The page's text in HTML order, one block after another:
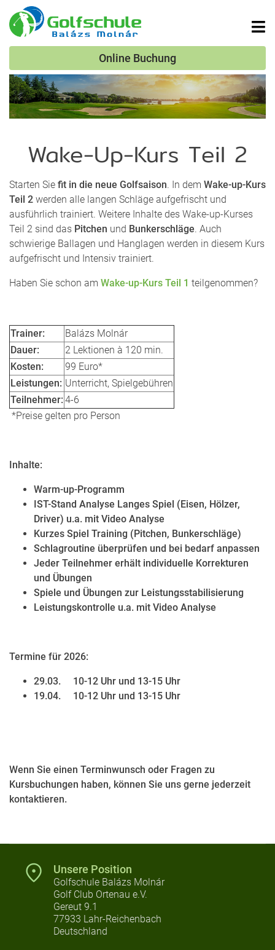
Online Buchung
Wake-Up-Kurs Teil 2
Starten Sie fit in die neue Golfsaison. In dem Wake-up-Kurs
Teil 2 werden alle langen Schläge aufgefrischt und
ausführlich trainiert. Weitere Inhalte des Wake-up-Kurses
Teil 2 sind das Pitchen und Bunkerschläge. Auch
schwierige Ballagen und Hanglagen werden in diesem Kurs
aufgefrischt und Intensiv trainiert.
Haben Sie schon am Wake-up-Kurs Teil 1 teilgenommen?
Trainer:
Balázs Molnár
Dauer:
2 Lektionen à 120 min.
Kosten:
99 Euro*
Leistungen: Unterricht, Spielgebühren
Teilnehmer: 4-6
*Preise gelten pro Person
Inhalte:
Warm-up-Programm
IST-Stand Analyse Langes Spiel (Eisen, Hölzer,
Driver) u.a. mit Video Analyse
Kurzes Spiel Training (Pitchen, Bunkerschläge)
Schlagroutine überprüfen und bei bedarf anpassen
Jeder Teilnehmer erhält individuelle Korrekturen
und Übungen
Spiele und Übungen zur Leistungsstabilisierung
Leistungskontrolle u.a. mit Video Analyse
Termine für 2026:
29.03. 10-12 Uhr und 13-15 Uhr
19.04. 10-12 Uhr und 13-15 Uhr
Wenn Sie einen Terminwunsch oder Fragen zu
Kursbuchungen haben, können Sie uns gerne jederzeit
kontaktieren.
Unsere Position
Golfschule Balázs Molnár
Golf Club Ortenau e.V.
Gereut 9.1
77933 Lahr-Reichenbach
Deutschland